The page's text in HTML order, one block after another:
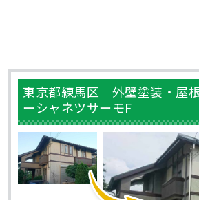
東京都練馬区 外壁塗装・屋
ーシャネツサーモF